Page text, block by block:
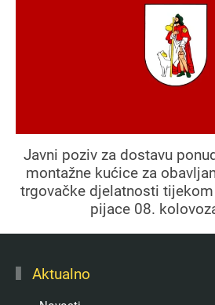
Javni poziv za dostavu
montažne kućice za
trgovačke djelatnosti
pijace 08.
Aktualno